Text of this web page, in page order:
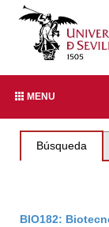
MENU
Búsqueda
BIO182: